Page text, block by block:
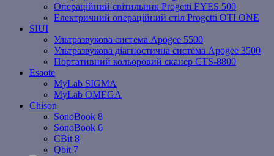
Операційний світильник Progetti EYES 500
Електричний операційний стіл Progetti OTI ONE
SIUI
Ультразвукова система Apogee 5500
Ультразвукова діагностична система Apogee 3500
Портативний кольоровий сканер CTS-8800
Esaote
MyLab SIGMA
MyLab OMEGA
Chison
SonoBook 8
SonoBook 6
СBit 8
Qbit 7